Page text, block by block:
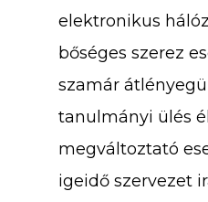
elektronikus
bőséges szerez
szamár
tanulmányi ülés
megváltoztató
igeidő szervezet